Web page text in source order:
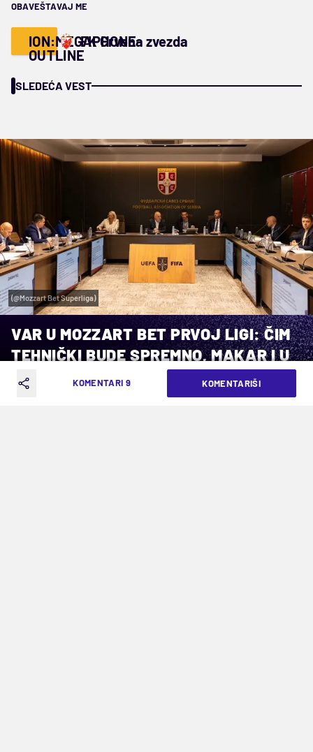
OBAVEŠTAVAJ ME
ION:MEGAPHONE-
OUTLINE
FK Crvena zvezda
SLEDEĆA VEST
(@Mozzart Bet Superliga)
VAR U MOZZART BET PRVOJ LIGI: ČIM
TEHNIČKI BUDE SPREMNO, MAKAR I U
TOKU SEZONE
KOMENTARI 9 KOMENTARIŠI